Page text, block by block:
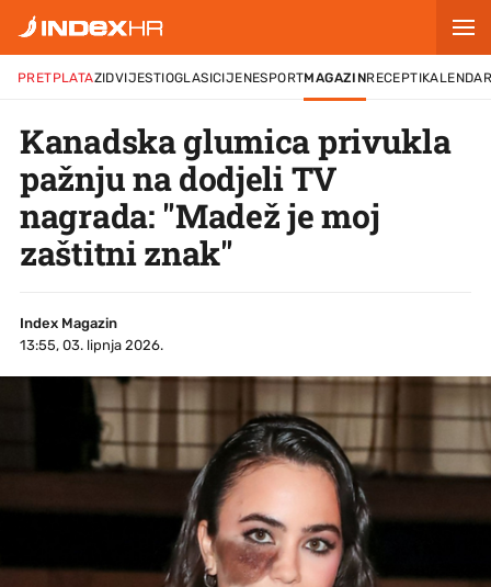
PRETPLATAZIDVIJESTIOGLASICIJENESPORTMAGAZINRECEPTI
Kanadska glumica privukla
pažnju na dodjeli TV
nagrada: "Madež je moj
zaštitni znak"
Index Magazin
13:55, 03. lipnja 2026.